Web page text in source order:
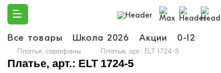
Все товары Школа 2026 Акции 0-12
Платья, сарафаны Платье, арт.: ELT 1724-5
Платье, арт.: ELT 1724-5